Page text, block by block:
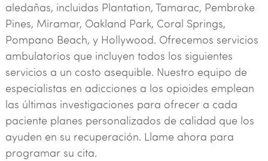
aledañas, incluidas Plantation, Tamarac, Pembroke
Pines, Miramar, Oakland Park, Coral Springs,
Pompano Beach, y Hollywood. Ofrecemos servicios
ambulatorios que incluyen todos los siguientes
servicios a un costo asequible. Nuestro equipo de
especialistas en adicciones a los opioides emplean
las últimas investigaciones para ofrecer a cada
paciente planes personalizados de calidad que los
ayuden en su recuperación. Llame ahora para
programar su cita.